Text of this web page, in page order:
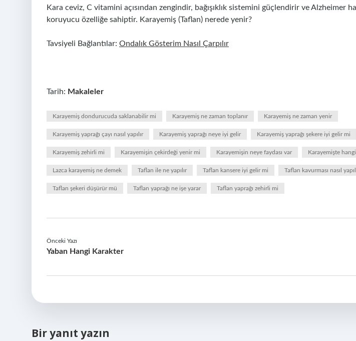
Kara ceviz, C vitamini açısından zengindir, bağışıklık sistemini güçlendirir ve Alzheimer
koruyucu özelliğe sahiptir. Karayemiş (Taflan) nerede yenir?
Tavsiyeli Bağlantılar: Ondalık Gösterim Nasıl Çarpılır
Tarih: Makaleler
Karayemiş dondurucuda saklanabilir mi Karayemiş ne zaman toplanır Karayemiş ne zaman yenir
Karayemiş yaprağı çayı nasıl yapılır Karayemiş yaprağı neye iyi gelir Karayemiş yaprağı şekere iyi gelir mi
Karayemiş zehirli mi Karayemişin çekirdeği yenir mi Karayemişin neye faydası var Karayemişte
Lazca karayemiş ne demek Taflan ile ne yapılır Taflan kansere iyi gelir mi Taflan kavurması nasıl
Taflan şekeri düşürür mü Taflan yaprağı ne işe yarar Taflan yaprağı zehirli mi
Önceki Yazı
Yaban Hangi Karakter
Bir yanıt yazın